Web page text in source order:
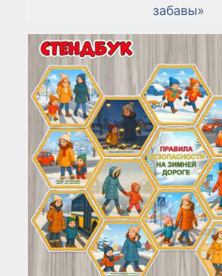
забавы»